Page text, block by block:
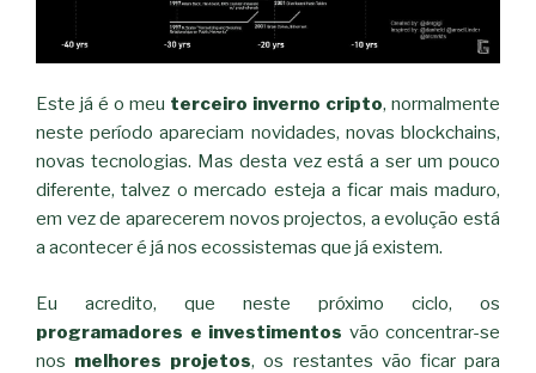
Este já é o meu terceiro inverno cripto, normalmente
neste período apareciam novidades, novas blockchains,
novas tecnologias. Mas desta vez está a ser um pouco
diferente, talvez o mercado esteja a ficar mais maduro,
em vez de aparecerem novos projectos, a evolução está
a acontecer é já nos ecossistemas que já existem.
Eu acredito, que neste próximo ciclo, os
programadores e investimentos vão concentrar-se
nos melhores projetos, os restantes vão ficar para